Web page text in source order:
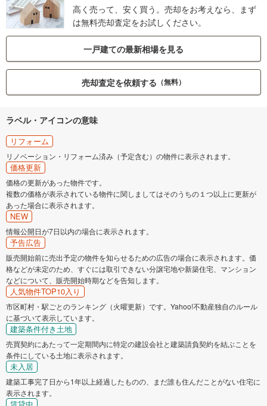
高く売って、安く買う。売却をお考えなら、まず
は無料売却査定をお試しください。
一戸建ての最新相場を見る
売却査定を依頼する （無料）
ラベル・アイコンの意味
リフォーム
リノベーション・リフォーム済み（予定含む）の物件に表示されます。
価格更新
価格の更新があった物件です。
複数の価格が表示されている物件に関しましてはそのうちの１つ以上に更新が
あった場合に表示されます。
NEW
情報公開日が7日以内の場合に表示されます。
予告広告
販売開始前に売出予定の物件を知らせるための広告の場合に表示されます。価
格などが未定のため、すぐには取引できない分譲宅地や新築住宅、マンション
などについて、販売開始時期などを告知します。
人気物件TOP10入り
市区町村・駅ごとのランキング（火曜更新）です。Yahoo!不動産独自のルール
に基づいて表示しています。
建築条件付き土地
売買契約にあたって一定期間内に特定の建設会社と建築請負契約を結ぶことを
条件にしている土地に表示されます。
未入居
建築工事完了日から1年以上経過したものの、まだ誰も住んだことがない住宅に
表示されます。